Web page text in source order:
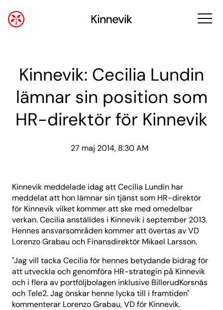
Kinnevik: Cecilia Lundin
lämnar sin position som
HR-direktör för Kinnevik
27 maj 2014, 8:30 AM
Kinnevik meddelade idag att Cecilia Lundin har
meddelat att hon lämnar sin tjänst som HR-direktör
för Kinnevik vilket kommer att ske med omedelbar
verkan. Cecilia anställdes i Kinnevik i september 2013.
Hennes ansvarsområden kommer att övertas av VD
Lorenzo Grabau och Finansdirektör Mikael Larsson.
"Jag vill tacka Cecilia för hennes betydande bidrag för
att utveckla och genomföra HR-strategin på Kinnevik
och i flera av portföljbolagen inklusive BillerudKorsnäs
och Tele2. Jag önskar henne lycka till i framtiden"
kommenterar Lorenzo Grabau, VD för Kinnevik.